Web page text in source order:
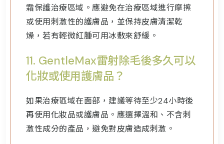
霜保護治療區域。應避免在治療區域進行摩擦
或使用刺激性的護膚品，並保持皮膚清潔乾
燥，若有輕微紅腫可用冰敷來舒緩。
11. GentleMax雷射除毛後多久可以
化妝或使用護膚品？
如果治療區域在面部，建議等待至少24小時後
再使用化妝品或護膚品。應選擇溫和、不含刺
激性成分的產品，避免對皮膚造成刺激。